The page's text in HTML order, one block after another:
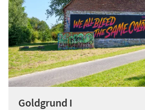
Goldgrund I